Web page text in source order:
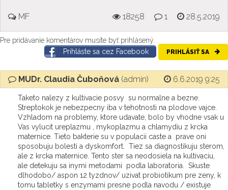
MF 18258 1 28.5.2019
Pre pridávanie komentárov musíte byť prihlásený.
Prihláste sa cez Facebook
PRIHLÁSIŤ SA
MUDr. Claudia Čuboňová (admin) 6.6.2019 9:25
Taketo nalezy z kultivacie posvy su normalne a bezne.
Streptokok je nebezpecny iba v tehotnosti na plodove vajce.
Vzhladom na problemy, ktore udavate, bolo by vhodne vsak u
Vas vylucit ureplazmu , mykoplazmu a chlamydiu z krcka
maternice. Tieto bakterie su v populacii caste a prave oni
sposobuju bolesti a dyskomfort. Tiez sa diagnostikuju sterom,
ale z krcka maternice. Tento ster sa neodosiela na kultivaciu,
ale detekuju sa inymi metodami podla laboratoria. Skuste
dlhodobo/ aspon 12 tyzdnov/ uzivat probiotikum pre zeny, k
tomu tabletky s enzymami presne podla navodu / existuje